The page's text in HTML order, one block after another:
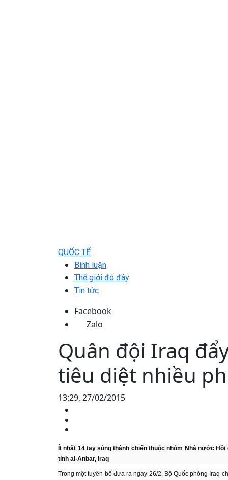
QUỐC TẾ
Bình luận
Thế giới đó đây
Tin tức
Facebook
Zalo
Quân đội Iraq
tiêu diệt nhiều
13:29, 27/02/2015
Ít nhất 14 tay súng thánh chiến thuộc nhóm Nhà nước
tỉnh al-Anbar, Iraq
Trong một tuyên bố đưa ra ngày 26/2, Bộ Quốc phòng Iraq